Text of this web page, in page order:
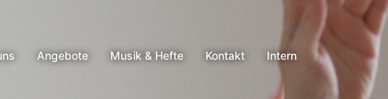
Angebote Musik & Hefte Kontakt Intern